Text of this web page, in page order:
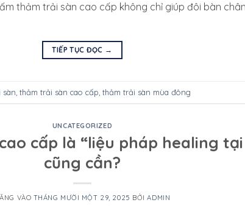
thảm trải sàn cao cấp không chỉ giúp đôi bàn
TIẾP TỤC ĐỌC →
sàn thảm trải sàn cao cấp thảm trải sàn mùa đông
UNCATEGORIZED
cấp là “liệu pháp healing
cũng cần?
VÀO THÁNG MƯỜI MỘT 29, 2025 BỞIADMIN